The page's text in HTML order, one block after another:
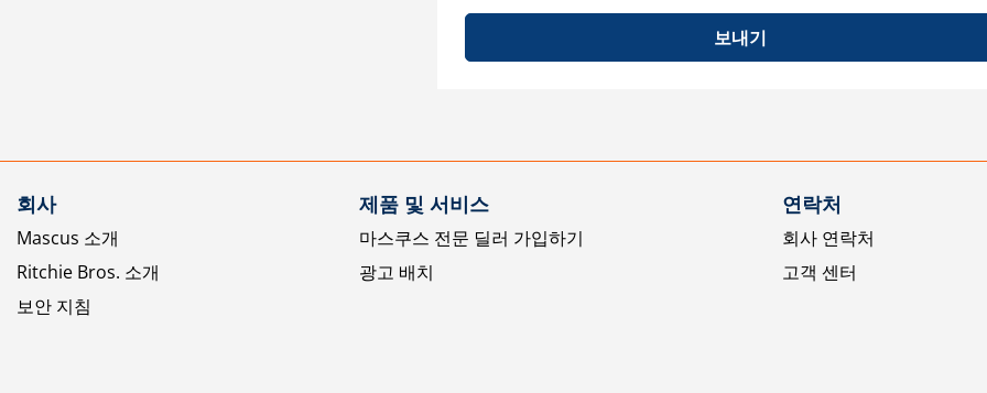
보내기
회사
Mascus 소개
Ritchie Bros. 소개
보안 지침
제품 및 서비스
마스쿠스 전문 딜러 가입하기
광고 배치
연락처
회사 연락처
고객 센터